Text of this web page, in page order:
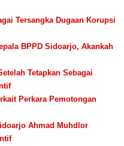
Tersangka Dugaan Korupsi
BPPD Sidoarjo, Akankah
Tetapkan Sebagai
Perkara Pemotongan
Ahmad Muhdlor